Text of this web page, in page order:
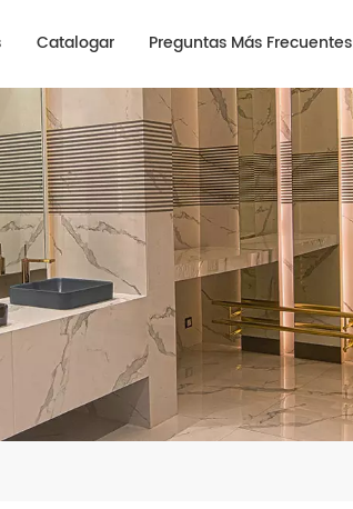
Catalogar Preguntas Más Frecuentes